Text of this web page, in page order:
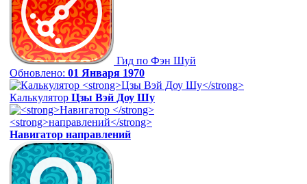
Гид по Фэн Шуй
Обновлено: 01 Января 1970
Калькулятор Цзы Вэй Доу Шу
Навигатор направлений